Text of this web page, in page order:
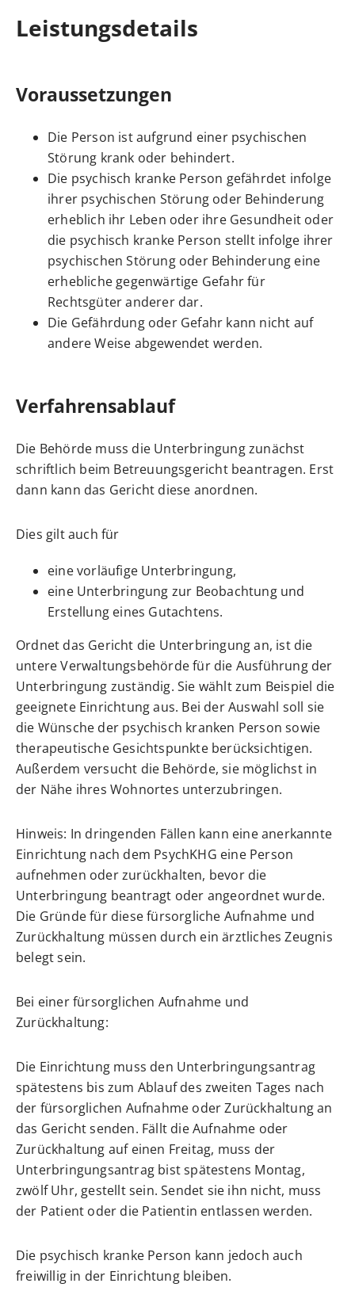
Leistungsdetails
Voraussetzungen
Die Person ist aufgrund einer psychischen
Störung krank oder behindert.
Die psychisch kranke Person gefährdet infolge
ihrer psychischen Störung oder Behinderung
erheblich ihr Leben oder ihre Gesundheit oder
die psychisch kranke Person stellt infolge ihrer
psychischen Störung oder Behinderung eine
erhebliche gegenwärtige Gefahr für
Rechtsgüter anderer dar.
Die Gefährdung oder Gefahr kann nicht auf
andere Weise abgewendet werden.
Verfahrensablauf
Die Behörde muss die Unterbringung zunächst
schriftlich beim Betreuungsgericht beantragen. Erst
dann kann das Gericht diese anordnen.
Dies gilt auch für
eine vorläufige Unterbringung,
eine Unterbringung zur Beobachtung und
Erstellung eines Gutachtens.
Ordnet das Gericht die Unterbringung an, ist die
untere Verwaltungsbehörde für die Ausführung der
Unterbringung zuständig. Sie wählt zum Beispiel die
geeignete Einrichtung aus. Bei der Auswahl soll sie
die Wünsche der psychisch kranken Person sowie
therapeutische Gesichtspunkte berücksichtigen.
Außerdem versucht die Behörde, sie möglichst in
der Nähe ihres Wohnortes unterzubringen.
Hinweis: In dringenden Fällen kann eine anerkannte
Einrichtung nach dem PsychKHG eine Person
aufnehmen oder zurückhalten, bevor die
Unterbringung beantragt oder angeordnet wurde.
Die Gründe für diese fürsorgliche Aufnahme und
Zurückhaltung müssen durch ein ärztliches Zeugnis
belegt sein.
Bei einer fürsorglichen Aufnahme und
Zurückhaltung:
Die Einrichtung muss den Unterbringungsantrag
spätestens bis zum Ablauf des zweiten Tages nach
der fürsorglichen Aufnahme oder Zurückhaltung an
das Gericht senden. Fällt die Aufnahme oder
Zurückhaltung auf einen Freitag, muss der
Unterbringungsantrag bist spätestens Montag,
zwölf Uhr, gestellt sein. Sendet sie ihn nicht, muss
der Patient oder die Patientin entlassen werden.
Die psychisch kranke Person kann jedoch auch
freiwillig in der Einrichtung bleiben.